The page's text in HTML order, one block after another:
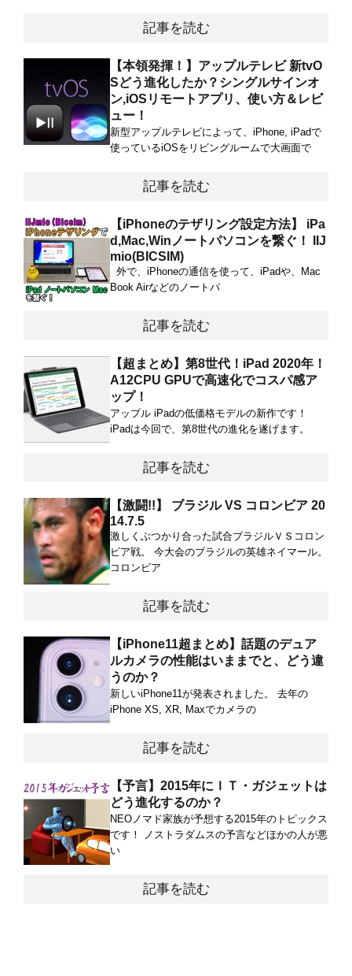
記事を読む
【本領発揮！】アップルテレビ 新tvO
Sどう進化したか？シングルサインオ
ン,iOSリモートアプリ、使い方＆レビ
ュー！
新型アップルテレビによって、iPhone, iPadで
使っているiOSをリビングルームで大画面で
記事を読む
【iPhoneのテザリング設定方法】 iPa
d,Mac,Winノートパソコンを繋ぐ！ IIJ
mio(BICSIM)
外で、iPhoneの通信を使って、iPadや、Mac
Book Airなどのノートパ
記事を読む
【超まとめ】第8世代！iPad 2020年！
A12CPU GPUで高速化でコスパ感ア
ップ！
アップル iPadの低価格モデルの新作です！
iPadは今回で、第8世代の進化を遂げます。
記事を読む
【激闘!!】 ブラジル VS コロンビア 20
14.7.5
激しくぶつかり合った試合ブラジルＶＳコロン
ビア戦。 今大会のブラジルの英雄ネイマール。
コロンビア
記事を読む
【iPhone11超まとめ】話題のデュア
ルカメラの性能はいままでと、どう違
うのか？
新しいiPhone11が発表されました。 去年の
iPhone XS, XR, Maxでカメラの
記事を読む
【予言】2015年にＩＴ・ガジェットは
どう進化するのか？
NEOノマド家族が予想する2015年のトピックス
です！ ノストラダムスの予言などほかの人が悪
い
記事を読む